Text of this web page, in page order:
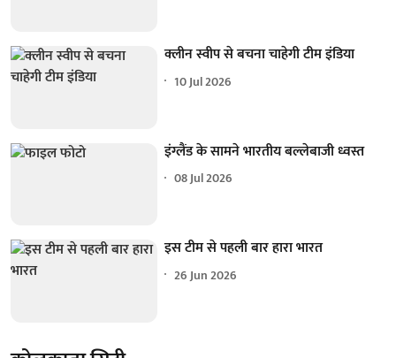
क्लीन स्वीप से बचना चाहेगी टीम इंडिया
10 Jul 2026
इंग्लैंड के सामने भारतीय बल्लेबाजी ध्वस्त
08 Jul 2026
इस टीम से पहली बार हारा भारत
26 Jun 2026